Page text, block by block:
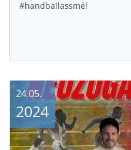
#handballassméi
24.05.
2024